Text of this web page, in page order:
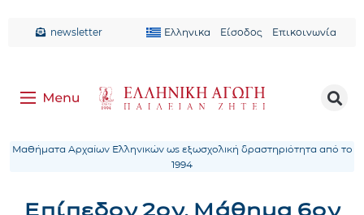
newsletter Ελληνικα Είσοδος Επικοινωνία
Μαθήματα Αρχαίων Ελληνικών ως εξωσχολική δραστηριότητα από το
1994
Επίπεδον 2ον, Μάθημα 6ον